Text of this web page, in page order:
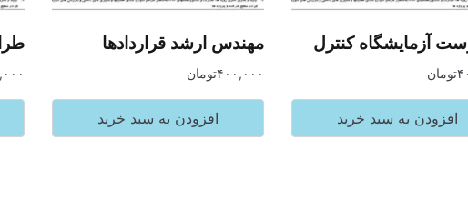
آزمایشگاه کنترل
تومان
افزودن به سبد خرید
مهندس ارشد قراردادها
۴۰۰,۰۰۰تومان
افزودن به سبد خرید